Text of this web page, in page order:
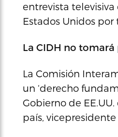
entrevista televisiva
Estados Unidos por
La CIDH no
La Comisión
un ‘derecho
Gobierno de
país,